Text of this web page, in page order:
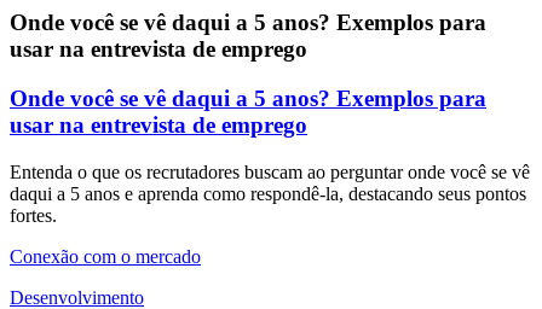
Onde você se vê daqui a 5 anos? Exemplos para
usar na entrevista de emprego
Onde você se vê daqui a 5 anos? Exemplos para
usar na entrevista de emprego
Entenda o que os recrutadores buscam ao perguntar onde você se vê
daqui a 5 anos e aprenda como respondê-la, destacando seus pontos
fortes.
Conexão com o mercado
Desenvolvimento